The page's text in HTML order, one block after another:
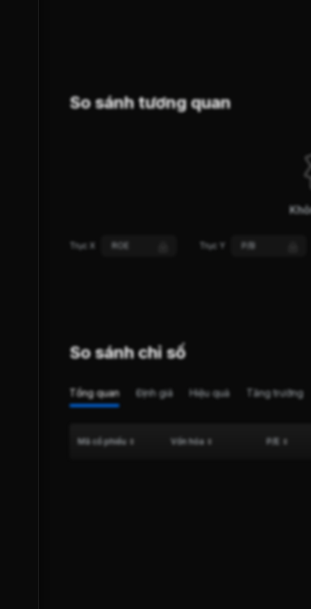
So sánh tương quan
Trục X ROE Trục Y P/B
So sánh chỉ số
Tổng quan Định giá Hiệu quả Tăng trưởng
Mã cổ phiếu Vốn hóa P/E